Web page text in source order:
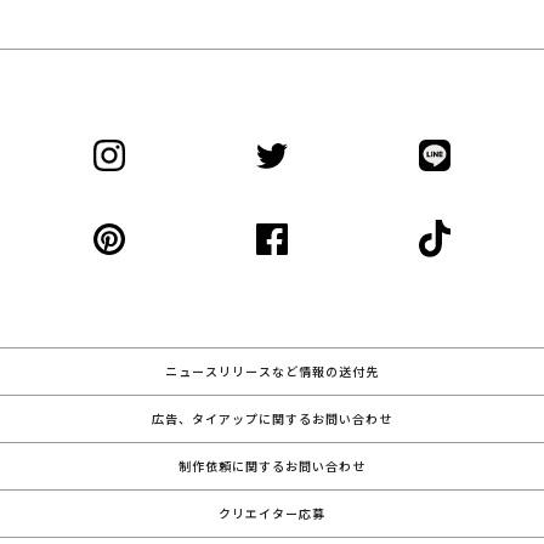
ニュースリリースなど情報の送付先
広告、タイアップに関するお問い合わせ
制作依頼に関するお問い合わせ
クリエイター応募